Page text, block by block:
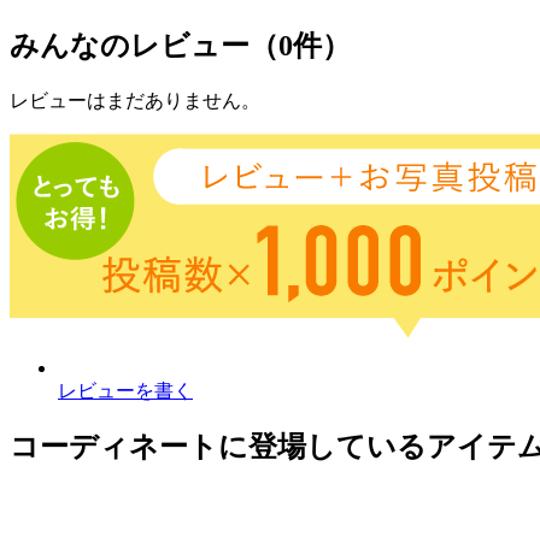
みんなのレビュー（0件）
レビューはまだありません。
レビューを書く
コーディネートに登場しているアイテ